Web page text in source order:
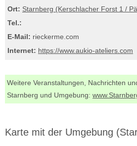
Ort: Starnberg (Kerschlacher Forst 1 /
Tel.:
E-Mail: rieckerme.com
Internet: https://www.aukio-ateliers.com
Weitere Veranstaltungen, Nachrichten
Starnberg und Umgebung:
Karte mit der Umgebung